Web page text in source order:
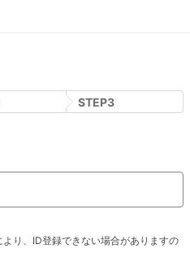
STEP3
り、ID登録できない場合がありますの